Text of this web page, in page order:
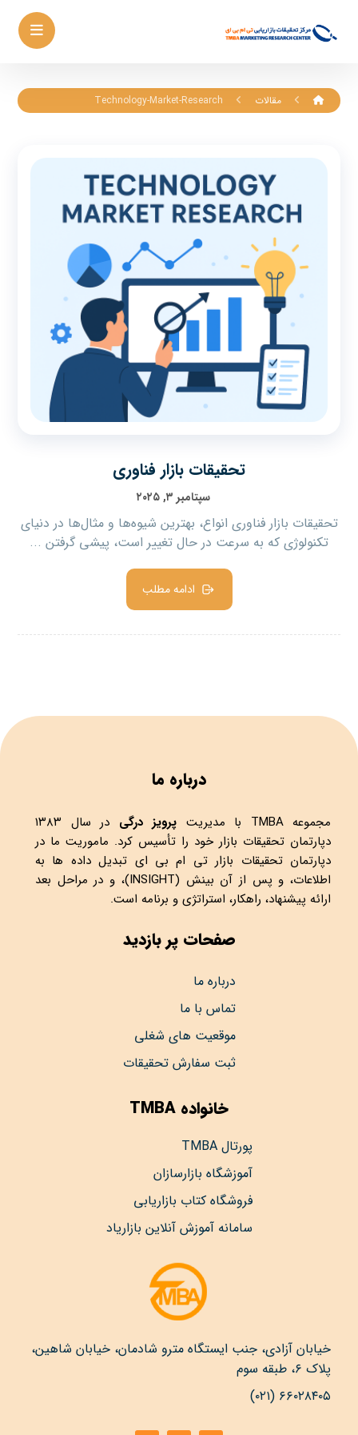
مقالات Technology-Market-Research
تحقیقات بازار فناوری
سپتامبر ۳, ۲۰۲۵
تحقیقات بازار فناوری انواع، بهترین شیوه‌ها و مثال‌ها در دنیای
تکنولوژی که به سرعت در حال تغییر است، پیشی گرفتن ...
ادامه مطلب
درباره ما
مجموعهTMBA با مدیریت پرویز درگی
در سال ۱۳۸۳
دپارتمان تحقیقات بازار خود را تأسیس کرد. ماموریت ما در
دپارتمان تحقیقات بازار تی ام بی ای تبدیل داده ها به
اطلاعات، و پس از آن بینش (INSIGHT)، و در مراحل بعد
ارائه پیشنهاد، راهکار، استراتژی و برنامه است.
صفحات پر بازدید
درباره ما
تماس با ما
موقعیت های شغلی
ثبت سفارش تحقیقات
خانواده TMBA
پورتال TMBA
آموزشگاه بازارسازان
فروشگاه کتاب بازاریابی
سامانه آموزش آنلاین بازاریاد
خیابان آزادی، جنب ایستگاه مترو شادمان، خیابان شاهین،
پلاک ۶، طبقه سوم
۶۶۰۲۸۴۰۵ (۰۲۱)